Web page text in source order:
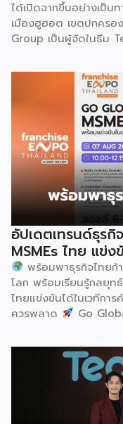
ได้เปิดฉากขึ้นอย่างเป็น
เมืองฮูฮอต เขตปกครอ
Group เป็นผู้จัดในธีม
Ecosystem (ขับเคลื่อน
สร้างระบบนิเวศอุตสา
โลกที่รวบรวมผู้นำจาก
บริหารระดับสูงตลอด
ฮูฮอตขึ้นแท่นเมืองหลว
ทางการ ในพิธีเปิดกา
เทคโนโลยีการอาหารน
เกียรติคุณและรางวัลที่ร
ตำแหน่ง World Dairy
อุตสาหกรรมนมโลก อย่
ประธานบริหาร
กล่าวถือเป็นสัญญาณแห่ง
ของเมืองฮูฮอตในการย
ว่า รางวัลอันทรงเกียร
องค์กรระดับแถวหน้าอ
อัปเดตเทรนด์ธุร
MSMEs ไทย แข่ง
พร้อมพาธุรกิจไทย
โลก พร้อมเรียนรู้กลยุท
ไทยแข่งขันได้ในเวทีก
ควรพลาด
Go
ค้าใหม่ สร้างความได้เ
Commerce เปิดตลา
ออนไลน์ ครบทั้งความ
ธุรกิจ ผู้ประกอบการ
สิงหาคม 2569 |